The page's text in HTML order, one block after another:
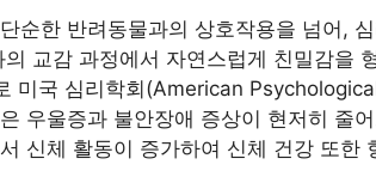
순한 반려동물과의 상호작용을 넘어,
교감 과정에서 자연스럽게 친밀감을
미국 심리학회(American
우울증과 불안장애 증상이 현저히 줄
신체 활동이 증가하여 신체 건강 또한